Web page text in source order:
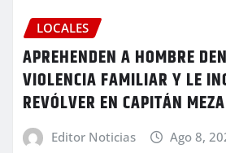
LOCALES
APREHENDEN A HOMBRE
VIOLENCIA FAMILIAR Y LE
REVÓLVER EN CAPITÁN MEZA
Editor Noticias Ago 8,